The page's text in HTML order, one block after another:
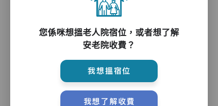
護理評估、執藥、核派藥、量度生命表徵、協助沐
您係咪想搵老人院宿位，或者想了解
安老院收費？
我想搵宿位
我想了解收費